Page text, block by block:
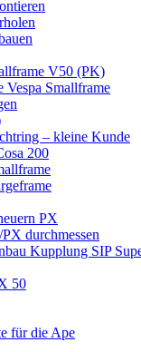
V50 (PK)
Vespa Smallframe
– kleine Kunde
200
PX
durchmessen
Kupplung SIP
50
für die Ape